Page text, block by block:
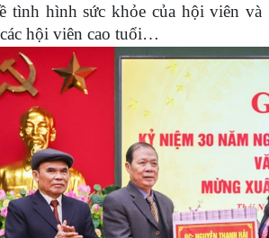
tình hình sức khỏe của hội viên và
hội viên cao tuổi…